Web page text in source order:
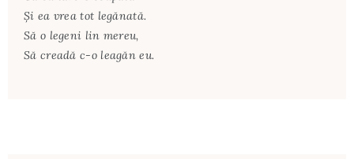
Şi ea vrea tot legănată.
Să o legeni lin mereu,
Să creadă c-o leagăn eu.